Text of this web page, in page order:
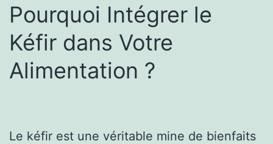
Pourquoi Intégrer le
Kéfir dans Votre
Alimentation ?
Le kéfir est une véritable mine de bienfaits